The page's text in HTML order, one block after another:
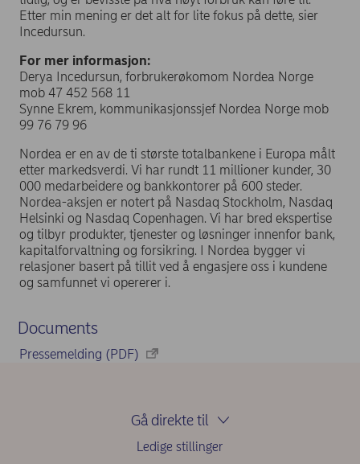
Etter min mening er det alt for lite fokus på dette, sier
Incedursun.
For mer informasjon:
Derya Incedursun, forbrukerøkomom Nordea Norge
mob 47 452 568 11
Synne Ekrem, kommunikasjonssjef Nordea Norge mob
99 76 79 96
Nordea er en av de ti største totalbankene i Europa målt
etter markedsverdi. Vi har rundt 11 millioner kunder, 30
000 medarbeidere og bankkontorer på 600 steder.
Nordea-aksjen er notert på Nasdaq Stockholm, Nasdaq
Helsinki og Nasdaq Copenhagen. Vi har bred ekspertise
og tilbyr produkter, tjenester og løsninger innenfor bank,
kapitalforvaltning og forsikring. I Nordea bygger vi
relasjoner basert på tillit ved å engasjere oss i kundene
og samfunnet vi opererer i.
Documents
Pressemelding (PDF)
Gå direkte til
Ledige stillinger